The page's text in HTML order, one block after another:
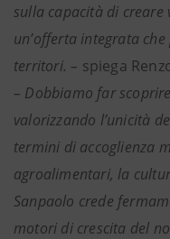
sulla capacità di creare
un’offerta integrata
territori. – spiega
– Dobbiamo far
valorizzando l’unicità
termini di accoglienza
agroalimentari, la
Sanpaolo crede
motori di crescita del